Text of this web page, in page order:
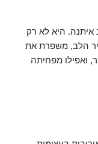
איתנה. היא לא רק
הלב, משפרת את
ואפילו מפחיתה